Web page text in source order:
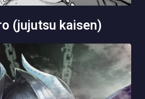
(jujutsu kaisen)